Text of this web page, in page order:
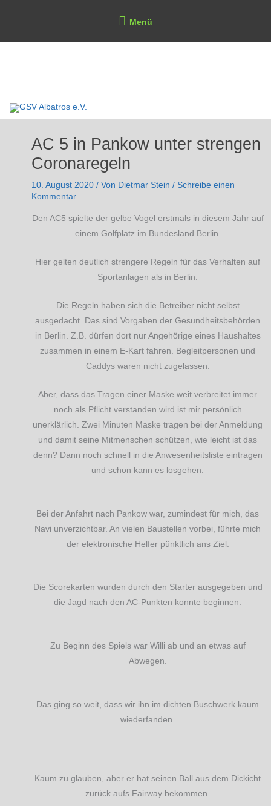
Menü
AC 5 in Pankow unter strengen
Coronaregeln
10. August 2020/ Von Dietmar Stein/ Schreibe einen
Kommentar
Den AC5 spielte der gelbe Vogel erstmals in diesem Jahr auf
einem Golfplatz im Bundesland Berlin.
Hier gelten deutlich strengere Regeln für das Verhalten auf
Sportanlagen als in Berlin.
Die Regeln haben sich die Betreiber nicht selbst
ausgedacht. Das sind Vorgaben der Gesundheitsbehörden
in Berlin. Z.B. dürfen dort nur Angehörige eines Haushaltes
zusammen in einem E-Kart fahren. Begleitpersonen und
Caddys waren nicht zugelassen.
Aber, dass das Tragen einer Maske weit verbreitet immer
noch als Pflicht verstanden wird ist mir persönlich
unerklärlich. Zwei Minuten Maske tragen bei der Anmeldung
und damit seine Mitmenschen schützen, wie leicht ist das
denn? Dann noch schnell in die Anwesenheitsliste eintragen
und schon kann es losgehen.
Bei der Anfahrt nach Pankow war, zumindest für mich, das
Navi unverzichtbar. An vielen Baustellen vorbei, führte mich
der elektronische Helfer pünktlich ans Ziel.
Die Scorekarten wurden durch den Starter ausgegeben und
die Jagd nach den AC-Punkten konnte beginnen.
Zu Beginn des Spiels war Willi ab und an etwas auf
Abwegen.
Das ging so weit, dass wir ihn im dichten Buschwerk kaum
wiederfanden.
Kaum zu glauben, aber er hat seinen Ball aus dem Dickicht
zurück aufs Fairway bekommen.